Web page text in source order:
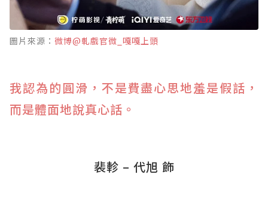
圖片來源： 微博@軋戲官微_嘎嘎上頭
我認為的圓滑，不是費盡心思地羞是假話，
而是體面地說真心話。
裴軫 – 代旭 飾